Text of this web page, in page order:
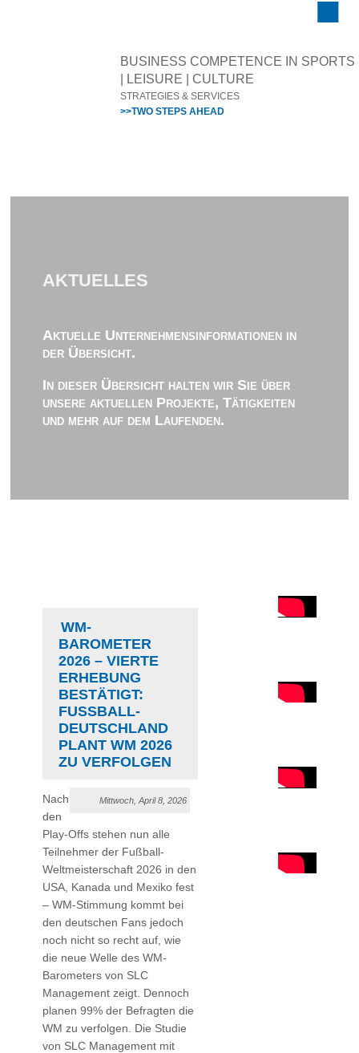
BUSINESS COMPETENCE IN SPORTS
| LEISURE | CULTURE
STRATEGIES & SERVICES
>>TWO STEPS AHEAD
AKTUELLES
Aktuelle Unternehmensinformationen in
der Übersicht.
In dieser Übersicht halten wir Sie über
unsere aktuellen Projekte, Tätigkeiten
und mehr auf dem Laufenden.
WM-
BAROMETER
2026 – VIERTE
ERHEBUNG
BESTÄTIGT:
FUSSBALL-D
EUTSCHLAND P
LANT WM 2026 Z
U VERFOLGEN
Mittwoch, April 8, 2026
Nach
den
Play-Offs stehen nun alle
Teilnehmer der Fußball-
Weltmeisterschaft 2026 in den
USA, Kanada und Mexiko fest
– WM-Stimmung kommt bei
den deutschen Fans jedoch
noch nicht so recht auf, wie
die neue Welle des WM-
Barometers von SLC
Management zeigt. Dennoch
planen 99% der Befragten die
WM zu verfolgen. Die Studie
von SLC Management mit